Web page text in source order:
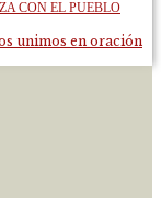
CON EL PUEBLO
unimos en oración